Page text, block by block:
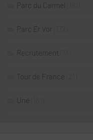
Parc du Carmel
Parc Er Vor
Recrutement
Tour de France
Une